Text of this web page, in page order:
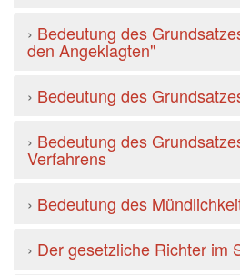
› Bedeutung des
den Angeklagten"
› Bedeutung des
› Bedeutung des
Verfahrens
› Bedeutung des
› Der gesetzliche Richter im